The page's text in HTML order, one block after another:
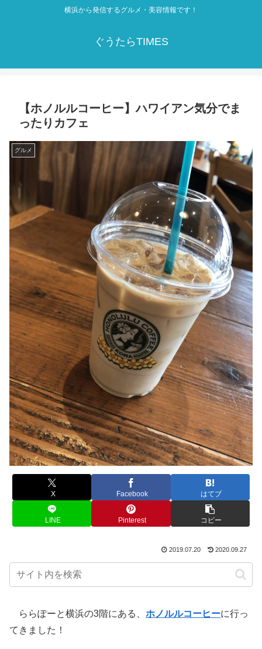
横浜から発信するグルメ・美容情報です！
ぐうたらTIMES
【ホノルルコーヒー】ハワイアン気分でま
ったりカフェ
グルメ
X Facebook はてブ
LINE Pinterest コピー
2019.07.20 2020.09.27
ららぽーと横浜の3階にある、 ホノルルコーヒーに行っ
てきました！